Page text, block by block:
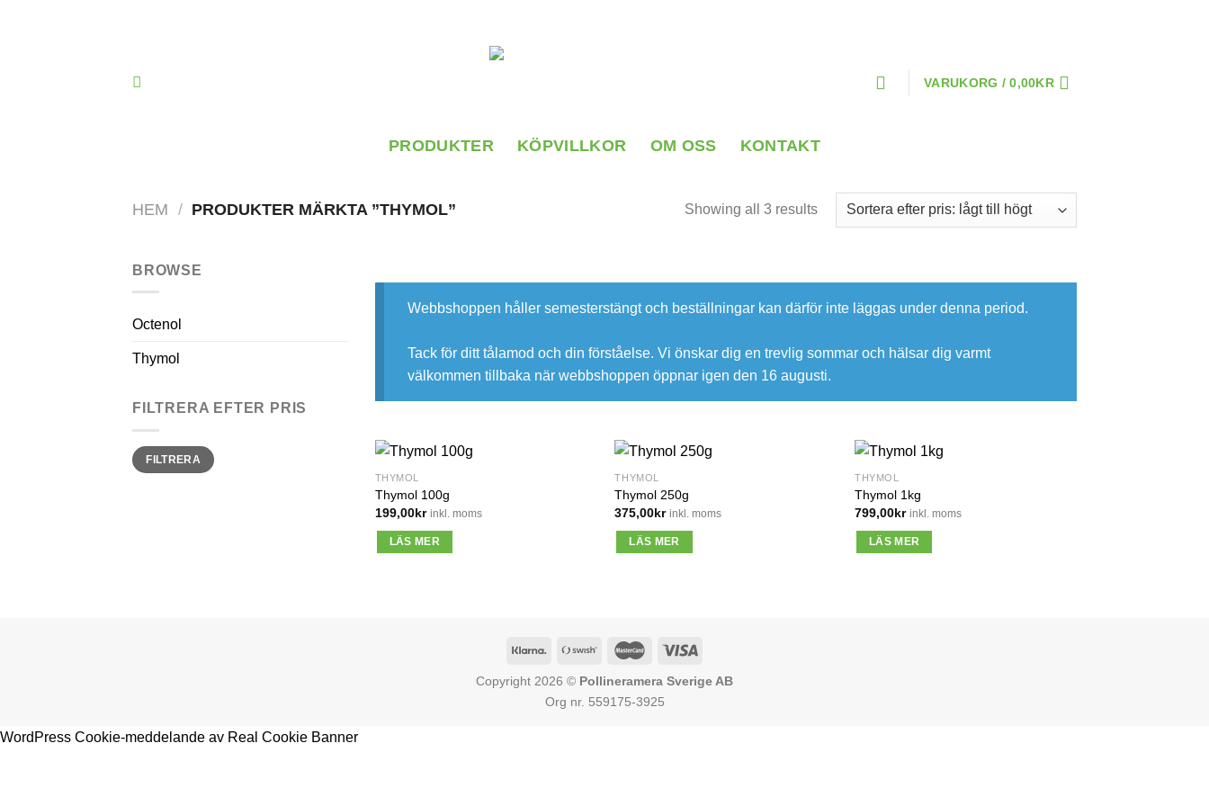
VARUKORG /0,00KR
PRODUKTER KÖPVILLKOR OM OSS KONTAKT
HEM / PRODUKTER MÄRKTA ”THYMOL” Showing all 3 results
BROWSE
Octenol
Thymol
FILTRERA EFTER PRIS
Min
pris
Max
prisFILTRERA
Webbshoppen håller semesterstängt och beställningar kan därför inte läggas under denna period.
Tack för ditt tålamod och din förståelse. Vi önskar dig en trevlig sommar och hälsar dig varmt
välkommen tillbaka när webbshoppen öppnar igen den 16 augusti.
THYMOL
Thymol 100g
199,00kr inkl. moms
LÄS MER
THYMOL
Thymol 250g
375,00kr inkl. moms
LÄS MER
THYMOL
Thymol 1kg
799,00kr inkl. moms
LÄS MER
Copyright 2026 © Pollineramera Sverige AB
Org nr. 559175-3925
WordPress Cookie-meddelande av Real Cookie Banner